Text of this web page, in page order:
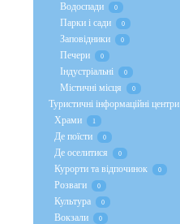
Водоспади 0
Парки і сади 0
Заповідники 0
Печери 0
Індустріальні 0
Містичні місця 0
Туристичні інформаційні центри
Храми 1
Де поїсти 0
Де оселитися 0
Курорти та відпочинок 0
Розваги 0
Культура 0
Вокзали 0